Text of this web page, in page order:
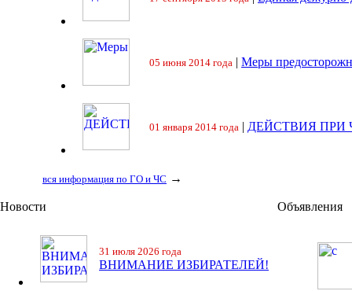
05 июня 2014 года | Меры
01 января 2014 года | ДЕЙСТВИЯ ПРИ
вся информация по ГО и ЧС →
Новости
31 июля 2026 года
ВНИМАНИЕ ИЗБИРАТЕЛЕЙ!
Объявления